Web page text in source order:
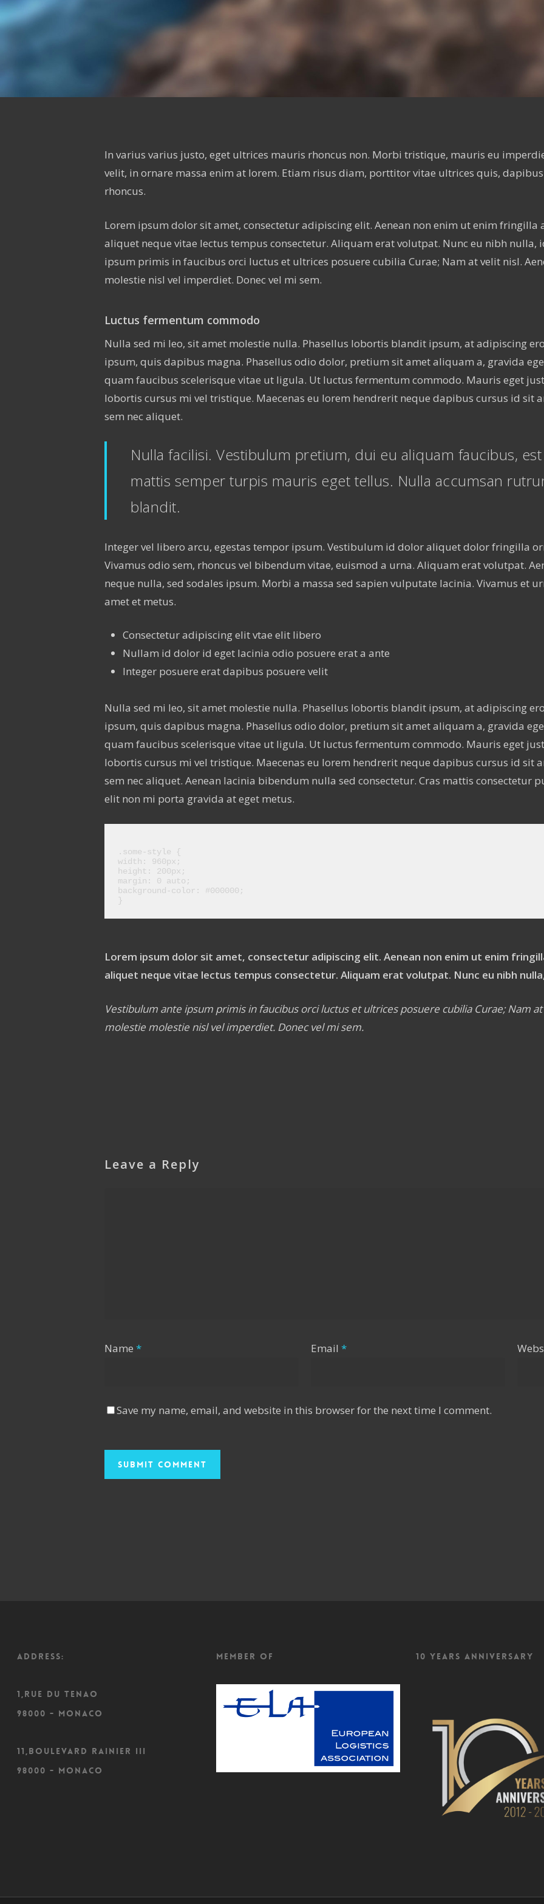
Food for thought
In varius varius justo, eget ultrices mauris rhoncus non. Morbi tristique, mauris eu
velit, in ornare massa enim at lorem. Etiam risus diam, porttitor vitae ultrices quis,
rhoncus.
Lorem ipsum dolor sit amet, consectetur adipiscing elit. Aenean non enim ut enim
aliquet neque vitae lectus tempus consectetur. Aliquam erat volutpat. Nunc eu nibh nulla,
ipsum primis in faucibus orci luctus et ultrices posuere cubilia Curae; Nam at velit nisl.
molestie nisl vel imperdiet. Donec vel mi sem.
Luctus fermentum commodo
Nulla sed mi leo, sit amet molestie nulla. Phasellus lobortis blandit ipsum, at adipiscing
ipsum, quis dapibus magna. Phasellus odio dolor, pretium sit amet aliquam a, gravida
quam faucibus scelerisque vitae ut ligula. Ut luctus fermentum commodo. Mauris eget
lobortis cursus mi vel tristique. Maecenas eu lorem hendrerit neque dapibus cursus id sit
sem nec aliquet.
Nulla facilisi. Vestibulum pretium, dui eu aliquam faucibus,
mattis semper turpis mauris eget tellus. Nulla accumsan
blandit.
Integer vel libero arcu, egestas tempor ipsum. Vestibulum id dolor aliquet dolor fringilla
Vivamus odio sem, rhoncus vel bibendum vitae, euismod a urna. Aliquam erat volutpat.
neque nulla, sed sodales ipsum. Morbi a massa sed sapien vulputate lacinia. Vivamus et
amet et metus.
Consectetur adipiscing elit vtae elit libero
Nullam id dolor id eget lacinia odio posuere erat a ante
Integer posuere erat dapibus posuere velit
Nulla sed mi leo, sit amet molestie nulla. Phasellus lobortis blandit ipsum, at adipiscing
ipsum, quis dapibus magna. Phasellus odio dolor, pretium sit amet aliquam a, gravida
quam faucibus scelerisque vitae ut ligula. Ut luctus fermentum commodo. Mauris eget
lobortis cursus mi vel tristique. Maecenas eu lorem hendrerit neque dapibus cursus id sit
sem nec aliquet. Aenean lacinia bibendum nulla sed consectetur. Cras mattis consectetur
elit non mi porta gravida at eget metus.
.some-style {
width: 960px;
height: 200px;
margin: 0 auto;
background-color: #000000;
}
Lorem ipsum dolor sit amet, consectetur adipiscing elit. Aenean non enim ut enim
aliquet neque vitae lectus tempus consectetur. Aliquam erat volutpat. Nunc eu nibh
Vestibulum ante ipsum primis in faucibus orci luctus et ultrices posuere cubilia Curae; Nam
molestie molestie nisl vel imperdiet. Donec vel mi sem.
Leave a Reply
Name * Email *
Save my name, email, and website in this browser for the next time I comment.
ADDRESS:
1,Rue du Tenao
98000 - Monaco
11,Boulevard Rainier III
98000 - Monaco
Member of 10 Years Anniversary